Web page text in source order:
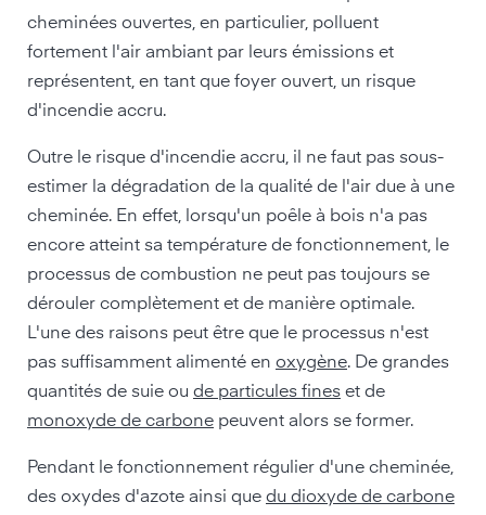
cheminées ouvertes, en particulier, polluent
fortement l'air ambiant par leurs émissions et
représentent, en tant que foyer ouvert, un risque
d'incendie accru.
Outre le risque d'incendie accru, il ne faut pas sous-
estimer la dégradation de la qualité de l'air due à une
cheminée. En effet, lorsqu'un poêle à bois n'a pas
encore atteint sa température de fonctionnement, le
processus de combustion ne peut pas toujours se
dérouler complètement et de manière optimale.
L'une des raisons peut être que le processus n'est
pas suffisamment alimenté en oxygène. De grandes
quantités de suie ou de particules fines et de
monoxyde de carbone peuvent alors se former.
Pendant le fonctionnement régulier d'une cheminée,
des oxydes d'azote ainsi que du dioxyde de carbone